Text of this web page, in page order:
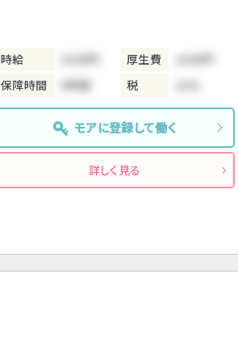
時給 3300円 厚生費
1000円
保障時間
5時間 税
モアに登録して働く
詳しく見る